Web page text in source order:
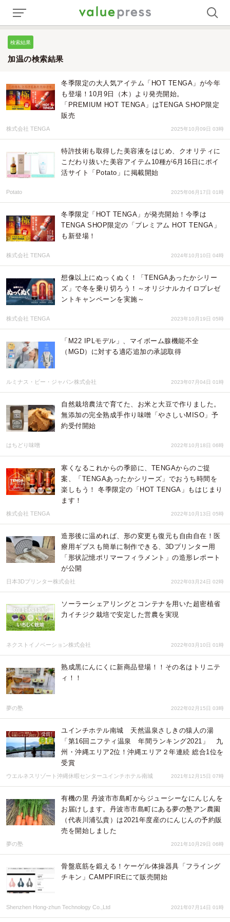
検索結果
加温の検索結果
冬季限定の大人気アイテム「HOT TENGA」が今年
も登場！10月9日（木）より発売開始。
「PREMIUM HOT TENGA」はTENGA SHOP限定
販売
株式会社 TENGA 2025年10月09日 03時
特許技術も取得した美容液をはじめ、クオリティに
こだわり抜いた美容アイテム10種が6月16日にポイ
活サイト「Potato」に掲載開始
Potato 2025年06月17日 01時
冬季限定「HOT TENGA」が発売開始！今季は
TENGA SHOP限定の「プレミアム HOT TENGA」
も新登場！
株式会社 TENGA 2024年10月10日 04時
想像以上にぬっくぬく！「TENGAあったかシリー
ズ」で冬を乗り切ろう！～オリジナルカイロプレゼ
ントキャンペーンを実施～
株式会社 TENGA 2023年10月19日 05時
「M22 IPLモデル」、マイボーム腺機能不全
（MGD）に対する適応追加の承認取得
ルミナス・ビー・ジャパン株式会社 2023年07月04日 01時
自然栽培農法で育てた、お米と大豆で作りました。
無添加の完全熟成手作り味噌「やさしいMISO」予
約受付開始
はちどり味噌 2022年10月18日 06時
寒くなるこれからの季節に、TENGAからのご提
案、「TENGAあったかシリーズ」でおうち時間を
楽しもう！ 冬季限定の「HOT TENGA」もはじまり
ます！
株式会社 TENGA 2022年10月13日 05時
造形後に温めれば、形の変更も復元も自由自在！医
療用ギブスも簡単に制作できる、3Dプリンター用
「形状記憶ポリマーフィラメント」の造形レポート
が公開
日本3Dプリンター株式会社 2022年03月24日 02時
ソーラーシェアリングとコンテナを用いた超密植省
力イチジク栽培で安定した営農を実現
ネクストイノベーション株式会社 2022年03月10日 01時
熟成黒にんにくに新商品登場！！その名はトリニテ
ィ！！
夢の塾 2022年02月15日 03時
ユインチホテル南城 天然温泉さしきの猿人の湯
「第16回ニフティ温泉 年間ランキング2021」 九
州・沖縄エリア2位！沖縄エリア２年連続 総合1位を
受賞
ウエルネスリゾート沖縄休暇センターユインチホテル南城 2021年12月15日 07時
有機の里 丹波市市島町からジューシーなにんじんを
お届けします。丹波市市島町にある夢の塾アン農園
（代表川浦弘貴）は2021年度産のにんじんの予約販
売を開始しました
夢の塾 2021年10月29日 06時
骨盤底筋を鍛える！ケーゲル体操器具「フライング
チキン」CAMPFIREにて販売開始
Shenzhen Hong-zhun Technology Co.,Ltd 2021年07月14日 01時